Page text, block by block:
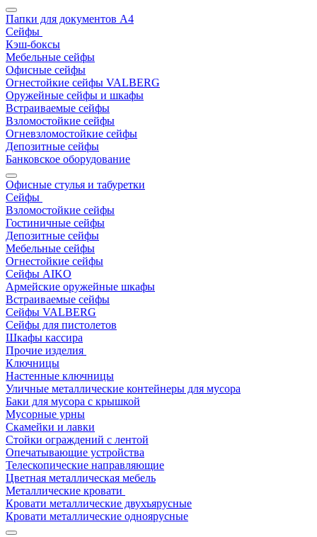
Папки для документов A4
Сейфы
Кэш-боксы
Мебельные сейфы
Офисные сейфы
Огнестойкие сейфы VALBERG
Оружейные сейфы и шкафы
Встраиваемые сейфы
Взломостойкие сейфы
Огневзломостойкие сейфы
Депозитные сейфы
Банковское оборудование
Офисные стулья и табуретки
Сейфы
Взломостойкие сейфы
Гостиничные сейфы
Депозитные сейфы
Мебельные сейфы
Огнестойкие сейфы
Сейфы AIKO
Армейские оружейные шкафы
Встраиваемые сейфы
Сейфы VALBERG
Сейфы для пистолетов
Шкафы кассира
Прочие изделия
Ключницы
Настенные ключницы
Уличные металлические контейнеры для мусора
Баки для мусора с крышкой
Мусорные урны
Скамейки и лавки
Стойки ограждений с лентой
Опечатывающие устройства
Телескопические направляющие
Цветная металлическая мебель
Металлические кровати
Кровати металлические двухъярусные
Кровати металлические одноярусные